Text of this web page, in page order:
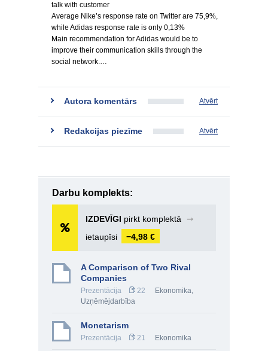
talk with customer
Average Nike’s response rate on Twitter are 75,9%,
while Adidas response rate is only 0,13%
Main recommendation for Adidas would be to
improve their communication skills through the
social network.…
Autora komentārs Atvērt
Redakcijas piezīme Atvērt
Darbu komplekts:
IZDEVĪGI pirkt komplektā
➞
ietaupīsi
−4,98 €
A Comparison of Two Rival
Companies
Prezentācija 22 Ekonomika,
Uzņēmējdarbība
Monetarism
Prezentācija 21 Ekonomika